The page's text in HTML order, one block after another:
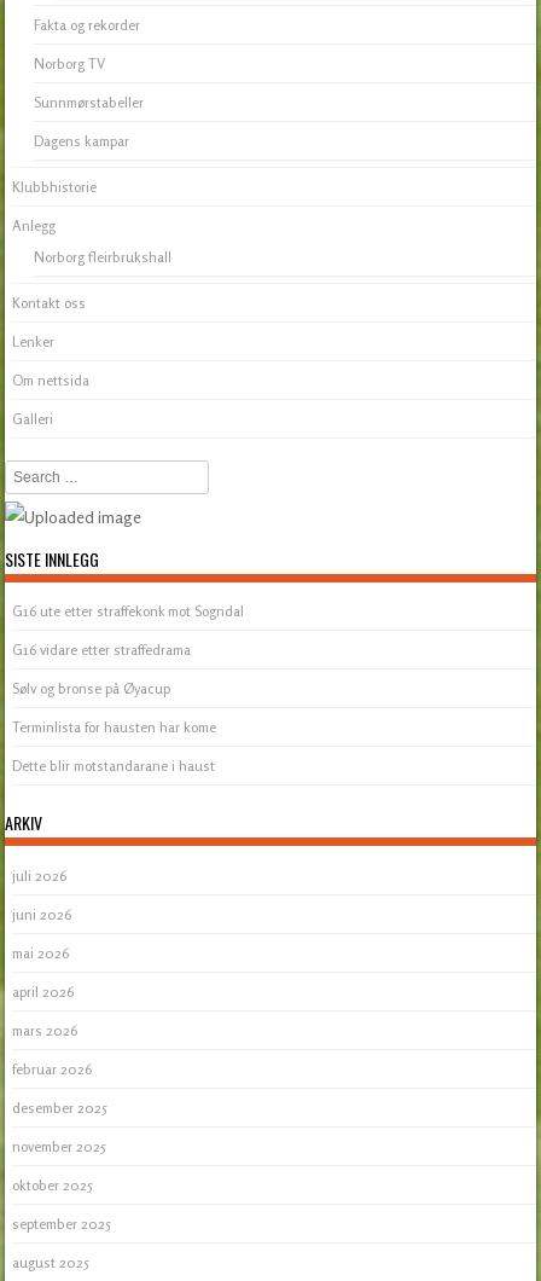
Fakta og rekorder
Norborg TV
Sunnmørstabeller
Dagens kampar
Klubbhistorie
Anlegg
Norborg fleirbrukshall
Kontakt oss
Lenker
Om nettsida
Galleri
Search
SISTE INNLEGG
G16 ute etter straffekonk mot Sogndal
G16 vidare etter straffedrama
Sølv og bronse på Øyacup
Terminlista for hausten har kome
Dette blir motstandarane i haust
ARKIV
juli 2026
juni 2026
mai 2026
april 2026
mars 2026
februar 2026
desember 2025
november 2025
oktober 2025
september 2025
august 2025